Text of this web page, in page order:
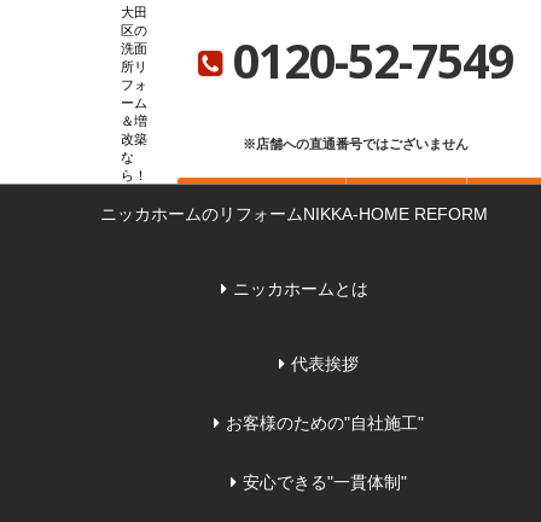
ニッカホーム総合サイト
大田
区の
洗面
所リ
フォ
ーム
＆増
改築
な
ら
0120-52-7549
※店舗への直通番号ではございません
ニッカホームのリフォームNIKKA-HOME REFORM
ニッカホームとは
代表挨拶
お客様のための"自社施工"
安心できる"一貫体制"